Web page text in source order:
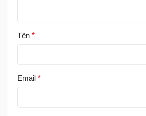
Tên *
Email *